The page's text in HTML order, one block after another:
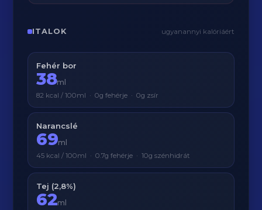
ITALOK ugyanannyi kalóriáért
Fehér bor
38ml
82 kcal / 100ml · 0g fehérje · 0g zsír
Narancslé
69ml
45 kcal / 100ml · 0.7g fehérje · 10g szénhidrát
Tej (2,8%)
62ml